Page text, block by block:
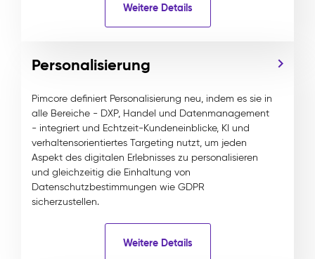
Weitere Details
Personalisierung
Pimcore definiert Personalisierung neu, indem es sie in
alle Bereiche - DXP, Handel und Datenmanagement
- integriert und Echtzeit-Kundeneinblicke, KI und
verhaltensorientiertes Targeting nutzt, um jeden
Aspekt des digitalen Erlebnisses zu personalisieren
und gleichzeitig die Einhaltung von
Datenschutzbestimmungen wie GDPR
sicherzustellen.
Weitere Details